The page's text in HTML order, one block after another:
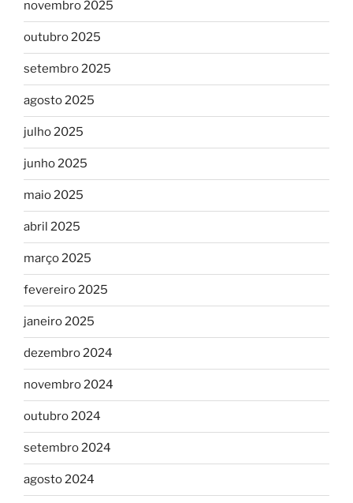
novembro 2025
outubro 2025
setembro 2025
agosto 2025
julho 2025
junho 2025
maio 2025
abril 2025
março 2025
fevereiro 2025
janeiro 2025
dezembro 2024
novembro 2024
outubro 2024
setembro 2024
agosto 2024